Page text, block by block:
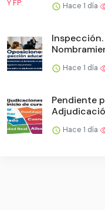
Hace 1 día
Hace 1 día
Pendiente
Hace 1 día